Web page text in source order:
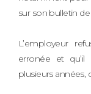
sur son bulletin
L’employeur
erronée et qu’il
plusieurs années,